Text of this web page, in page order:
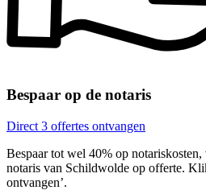
Bespaar op de notaris
Direct 3 offertes ontvangen
Bespaar tot wel 40% op
notaris van Schildwolde op offerte.
ontvangen’.